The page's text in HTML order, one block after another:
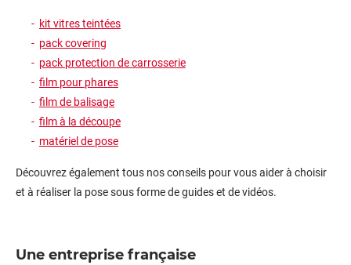
kit vitres teintées
pack covering
pack protection de carrosserie
film pour phares
film de balisage
film à la découpe
matériel de pose
Découvrez également tous nos conseils pour vous aider à choisir
et à réaliser la pose sous forme de guides et de vidéos.
Une entreprise française